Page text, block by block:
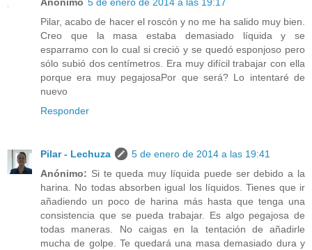
Anónimo 5 de enero de 2014 a las 19:17
Pilar, acabo de hacer el roscón y no me ha salido muy bien.
Creo que la masa estaba demasiado líquida y se
esparramo con lo cual si creció y se quedó esponjoso pero
sólo subió dos centímetros. Era muy difícil trabajar con ella
porque era muy pegajosaPor que será? Lo intentaré de
nuevo
Responder
Pilar - Lechuza
5 de enero de 2014 a las 19:41
Anónimo: Si te queda muy líquida puede ser debido a la
harina. No todas absorben igual los líquidos. Tienes que ir
añadiendo un poco de harina más hasta que tenga una
consistencia que se pueda trabajar. Es algo pegajosa de
todas maneras. No caigas en la tentación de añadirle
mucha de golpe. Te quedará una masa demasiado dura y